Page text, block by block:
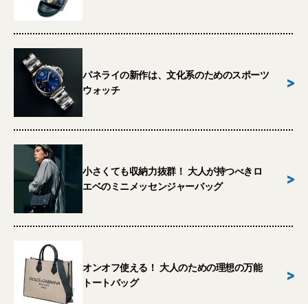
パネライの新作は、文化系のためのスポーツ
ウォッチ
>
小さくても収納力抜群！ 大人が持つべきロ
エベのミニメッセンジャーバッグ
>
オンオフ使える！ 大人のための理想の万能
トートバッグ
>